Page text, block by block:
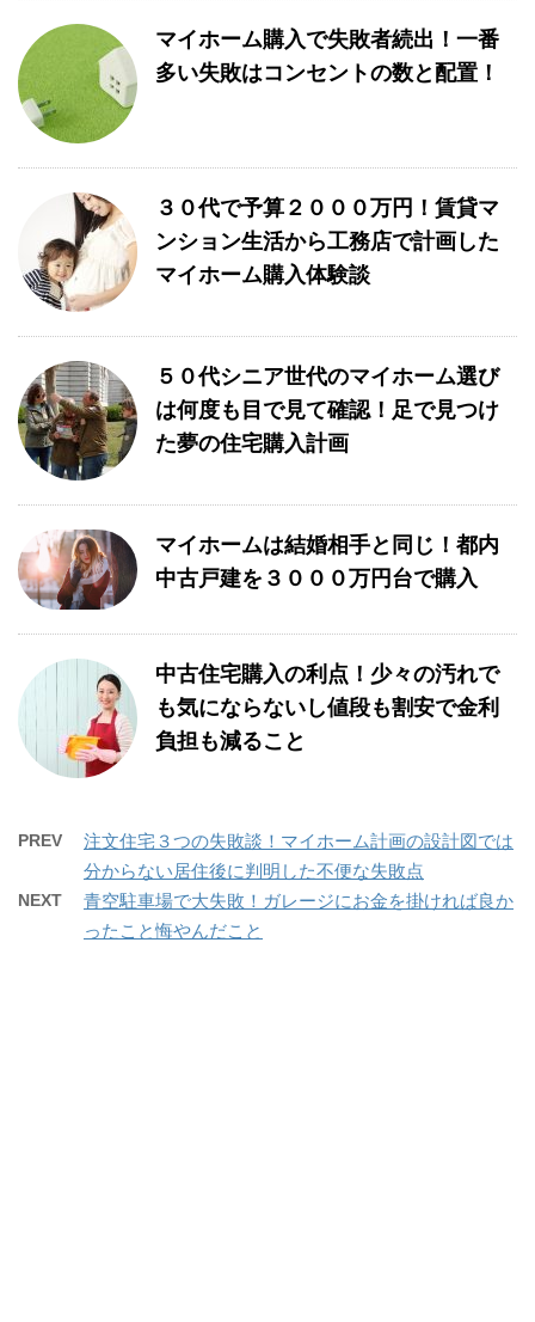
マイホーム購入で失敗者続出！一番
多い失敗はコンセントの数と配置！
３０代で予算２０００万円！賃貸マ
ンション生活から工務店で計画した
マイホーム購入体験談
５０代シニア世代のマイホーム選び
は何度も目で見て確認！足で見つけ
た夢の住宅購入計画
マイホームは結婚相手と同じ！都内
中古戸建を３０００万円台で購入
中古住宅購入の利点！少々の汚れで
も気にならないし値段も割安で金利
負担も減ること
PREV
注文住宅３つの失敗談！マイホーム計画の設計図では
分からない居住後に判明した不便な失敗点
NEXT
青空駐車場で大失敗！ガレージにお金を掛ければ良か
ったこと悔やんだこと